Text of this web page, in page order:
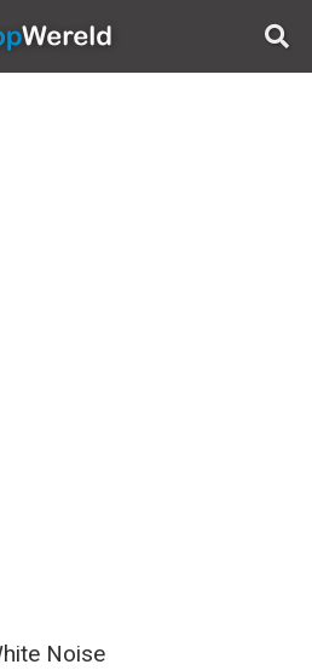
AppWereld
Noise